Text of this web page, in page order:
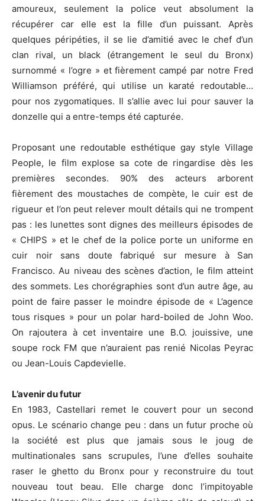
amoureux, seulement la police veut absolument la
récupérer car elle est la fille d’un puissant. Après
quelques péripéties, il se lie d’amitié avec le chef d’un
clan rival, un black (étrangement le seul du Bronx)
surnommé « l’ogre » et fièrement campé par notre Fred
Williamson préféré, qui utilise un karaté redoutable…
pour nos zygomatiques. Il s’allie avec lui pour sauver la
donzelle qui a entre-temps été capturée.
Proposant une redoutable esthétique gay style Village
People, le film explose sa cote de ringardise dès les
premières secondes. 90% des acteurs arborent
fièrement des moustaches de compète, le cuir est de
rigueur et l’on peut relever moult détails qui ne trompent
pas : les lunettes sont dignes des meilleurs épisodes de
« CHIPS » et le chef de la police porte un uniforme en
cuir noir sans doute fabriqué sur mesure à San
Francisco. Au niveau des scènes d’action, le film atteint
des sommets. Les chorégraphies sont d’un autre âge, au
point de faire passer le moindre épisode de « L’agence
tous risques » pour un polar hard-boiled de John Woo.
On rajoutera à cet inventaire une B.O. jouissive, une
soupe rock FM que n’auraient pas renié Nicolas Peyrac
ou Jean-Louis Capdevielle.
L’avenir du futur
En 1983, Castellari remet le couvert pour un second
opus. Le scénario change peu : dans un futur proche où
la société est plus que jamais sous le joug de
multinationales sans scrupules, l’une d’elles souhaite
raser le ghetto du Bronx pour y reconstruire du tout
nouveau tout beau. Elle charge donc l’impitoyable